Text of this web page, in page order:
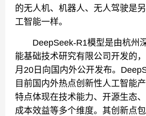
的无人机、机器人、无人驾驶是
工智能一样。
DeepSeek-R1模型是由杭州
能基础技术研究有限公司开发的
月20日向国内外公开发布。
目前国内外热点创新性人工智能
特点体现在技术能力、开源生态
成本效益等多个维度。其创新点包